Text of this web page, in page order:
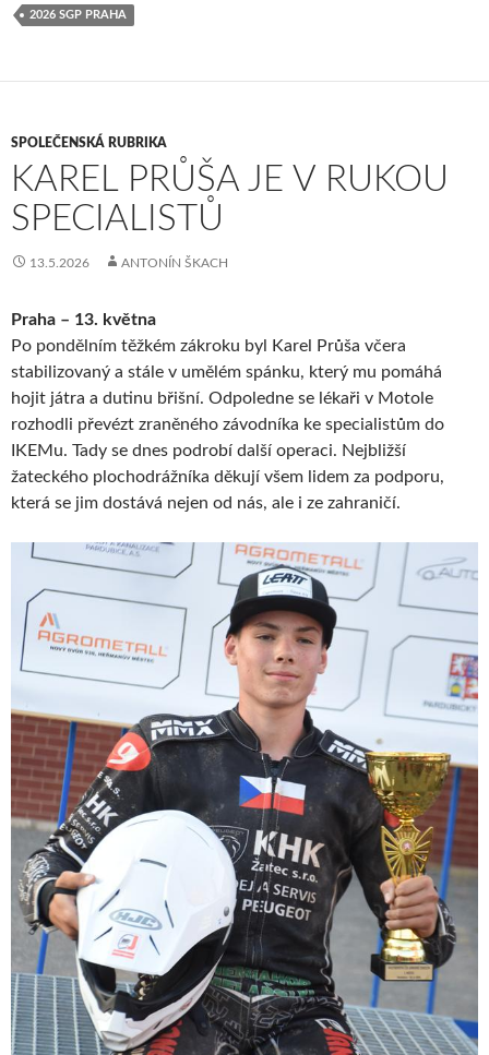
2026 SGP PRAHA
SPOLEČENSKÁ RUBRIKA
KAREL PRŮŠA JE V RUKOU
SPECIALISTŮ
13.5.2026 ANTONÍN ŠKACH
Praha – 13. května
Po pondělním těžkém zákroku byl Karel Průša včera
stabilizovaný a stále v umělém spánku, který mu pomáhá
hojit játra a dutinu břišní. Odpoledne se lékaři v Motole
rozhodli převézt zraněného závodníka ke specialistům do
IKEMu. Tady se dnes podrobí další operaci. Nejbližší
žateckého plochodrážníka děkují všem lidem za podporu,
která se jim dostává nejen od nás, ale i ze zahraničí.